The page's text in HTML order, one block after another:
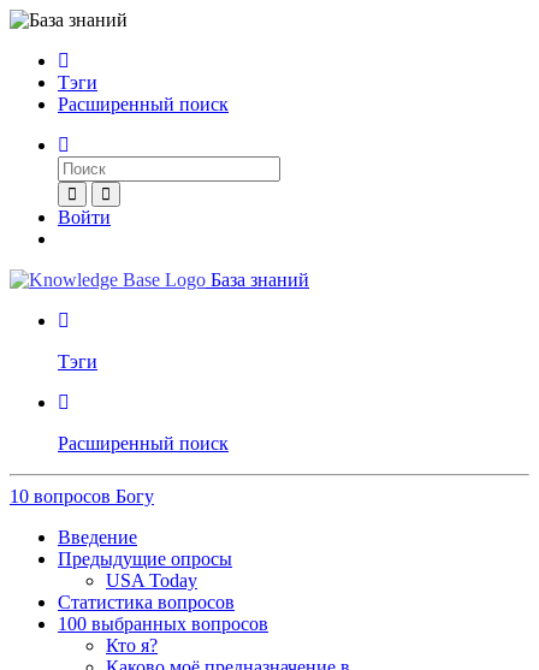
Тэги
Расширенный поиск
Войти
База знаний
Тэги
Расширенный поиск
10 вопросов Богу
Введение
Предыдущие опросы
USA Today
Статистика вопросов
100 выбранных вопросов
Кто я?